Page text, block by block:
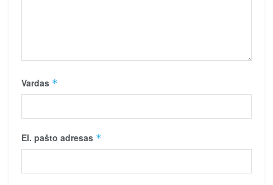
Vardas *
El. pašto adresas *